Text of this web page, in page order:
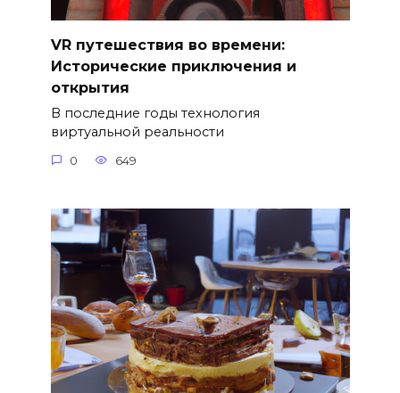
VR путешествия во времени:
Исторические приключения и
открытия
В последние годы технология
виртуальной реальности
0 649